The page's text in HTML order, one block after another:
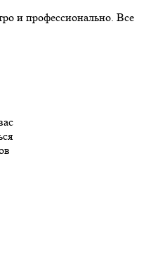
и профессионально. Все